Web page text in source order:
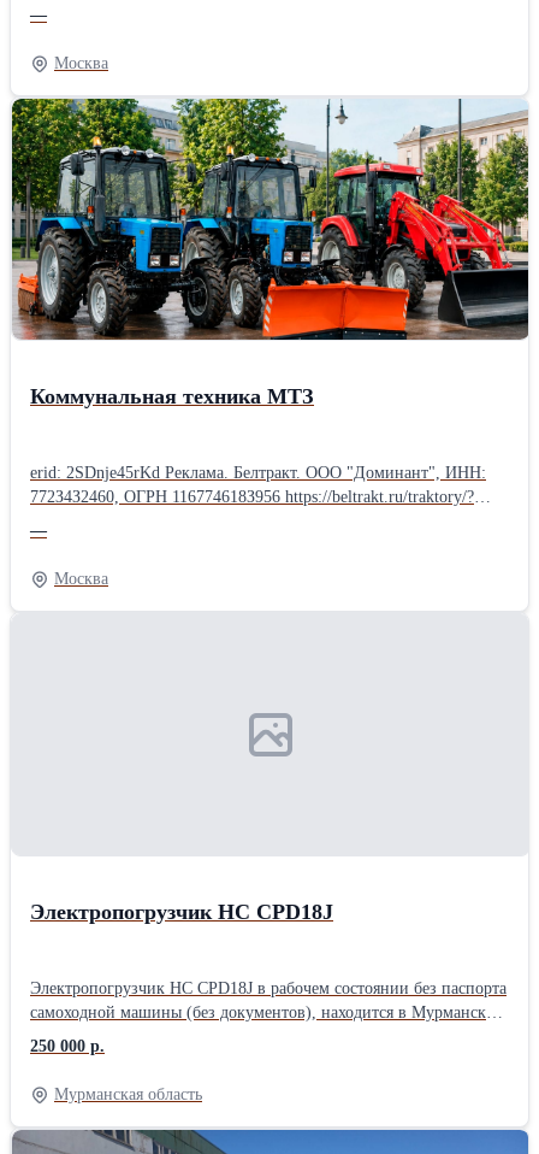
универсальное оборудование для перевозки воды, полива дорог
и тротуаров, мойки зданий и тушения пожаров. Преимущества:
• совместимость с тракторами разной мощности; • выбор объёма
бочки и типа насоса; • доставка воды в труднодоступные места; •
надёжность и широкая сфера применения. Подходит для
коммунальных и сельскохозяйственных предприятий,
лесничеств, строительных организаций и экстренных служб.
Расширьте возможности своего трактора с современным
поливомоечным оборудованием!
—
Москва
Коммунальная техника МТЗ
erid: 2SDnje45rKd Реклама. Белтракт. ООО "Доминант", ИНН:
772З4З2460, ОГРН 116774618З956 https://beltrakt.ru/traktory/?
круглый год! Уборка улиц и тротуаров, очистка дорог от снега,
погрузка материалов, вывоз мусора или засыпка траншей - в
«Белтракт» найдётся техника для самых разных коммунальных
задач. В каталоге представлены уборочно-погрузочные,
работе. Расскажите нам о своих задачах - поможем подобрать
подходящую модель и комплектацию.
—
Москва
Электропогрузчик НC CPD18J
Электропогрузчик НC CPD18J в рабочем состоянии без паспорта
самоходной машины (без документов), находится в Мурманской
области г. Кировск. Электропогрузчик НC CPD18J в рабочем
состоянии без паспорта самоходной машины (без документов),
находится в Мурманской области г. Кировск.
250 000 р.
Мурманская область